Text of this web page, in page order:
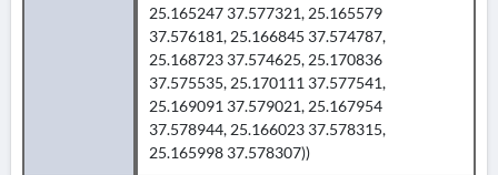
25.165247 37.577321, 25.165579
37.576181, 25.166845 37.574787,
25.168723 37.574625, 25.170836
37.575535, 25.170111 37.577541,
25.169091 37.579021, 25.167954
37.578944, 25.166023 37.578315,
25.165998 37.578307))